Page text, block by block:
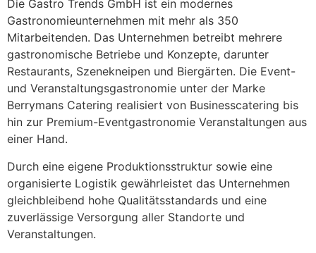
Die Gastro Trends GmbH ist ein modernes
Gastronomieunternehmen mit mehr als 350
Mitarbeitenden. Das Unternehmen betreibt mehrere
gastronomische Betriebe und Konzepte, darunter
Restaurants, Szenekneipen und Biergärten. Die Event-
und Veranstaltungs­gastronomie unter der Marke
Berrymans Catering realisiert von Businesscatering bis
hin zur Premium-Eventgastronomie Veranstaltungen aus
einer Hand.
Durch eine eigene Produktionsstruktur sowie eine
organisierte Logistik gewährleistet das Unternehmen
gleichbleibend hohe Qualitätsstandards und eine
zuverlässige Versorgung aller Standorte und
Veranstaltungen.